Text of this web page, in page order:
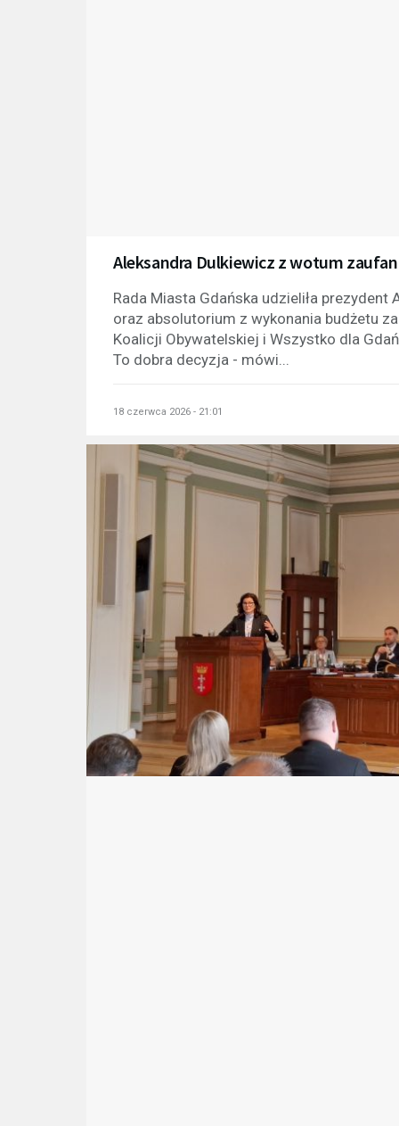
Aleksandra Dulkiewicz z wotum
Rada Miasta Gdańska udzieliła
oraz absolutorium z wykonania budżetu
Koalicji Obywatelskiej i Wszystko dla
To dobra decyzja - mówi...
18 czerwca 2026 - 21:01